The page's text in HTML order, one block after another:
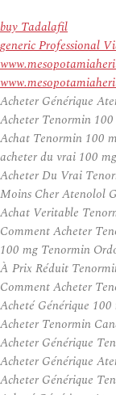
buy Tadalafil
generic Professional
Acheter Générique
Acheter Tenormin
Achat Tenormin 100
acheter du vrai 100
Acheter Du Vrai
Moins Cher Atenolol
Achat Veritable
Comment Acheter
100 mg Tenormin
À Prix Réduit
Comment Acheter
Acheté Générique
Acheter Tenormin
Acheter Générique
Acheter Générique
Acheter Générique